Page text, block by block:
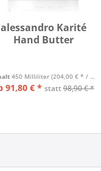
alessandro Karité
Hand Butter
450 Milliliter (204,00 € * / 1 Liter)
91,80 € * statt98,90 € *